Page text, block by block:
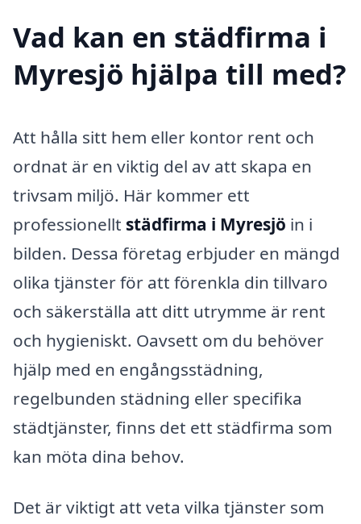
Vad kan en städfirma i
Myresjö hjälpa till med?
Att hålla sitt hem eller kontor rent och
ordnat är en viktig del av att skapa en
trivsam miljö. Här kommer ett
professionellt städfirma i Myresjö in i
bilden. Dessa företag erbjuder en mängd
olika tjänster för att förenkla din tillvaro
och säkerställa att ditt utrymme är rent
och hygieniskt. Oavsett om du behöver
hjälp med en engångsstädning,
regelbunden städning eller specifika
städtjänster, finns det ett städfirma som
kan möta dina behov.
Det är viktigt att veta vilka tjänster som